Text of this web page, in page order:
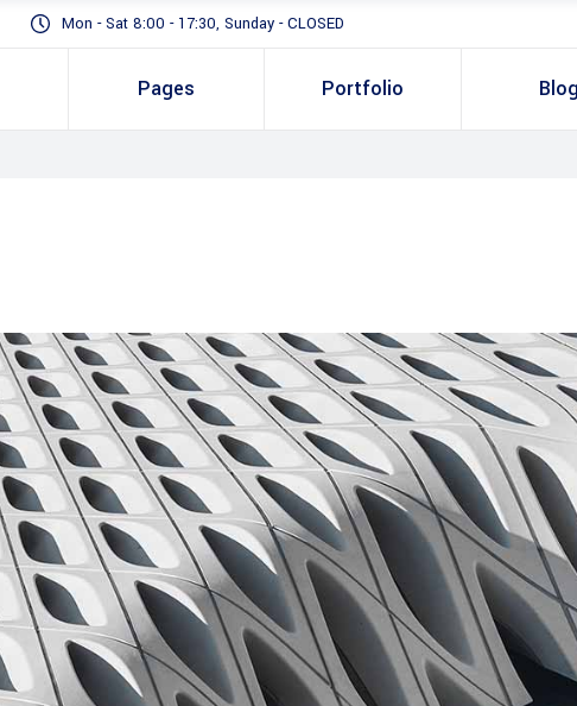
Mon - Sat 8:00 - 17:30, Sunday - CLOSED
Pages Portfolio
Gallery Full Width
Slider
Masonry
Full Height Slider
Blog